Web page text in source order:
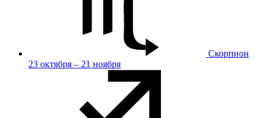
Скорпион
23 октября – 21 ноября